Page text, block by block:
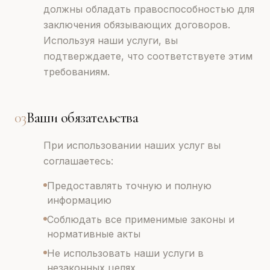
должны обладать правоспособностью для
заключения обязывающих договоров.
Используя наши услуги, вы
подтверждаете, что соответствуете этим
требованиям.
03Ваши обязательства
При использовании наших услуг вы
соглашаетесь:
Предоставлять точную и полную
информацию
Соблюдать все применимые законы и
нормативные акты
Не использовать наши услуги в
незаконных целях